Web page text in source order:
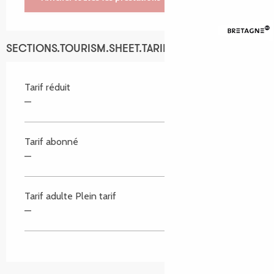
SECTIONS.TOURISM.SHEET.TARIFFS.TARIFFS
Tarif réduit
—
Tarif abonné
—
Tarif adulte Plein tarif
—